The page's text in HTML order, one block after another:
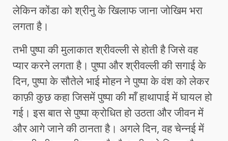
लेकिन कोंडा को श्रीनु के खिलाफ जाना जोखिम भरा
लगता है।
तभी पुष्पा की मुलाकात श्रीवल्ली से होती है जिसे वह
प्यार करने लगता है। पुष्पा और श्रीवल्ली की सगाई के
दिन, पुष्पा के सौतेले भाई मोहन ने पुष्पा के वंश को लेकर
काफ़ी कुछ कहा जिसमें पुष्पा की माँ हाथापाई में घायल हो
गई। इस बात से पुष्पा क्रोधित हो उठता और जीवन में
और आगे जाने की ठानता है। अगले दिन, वह चेन्नई में